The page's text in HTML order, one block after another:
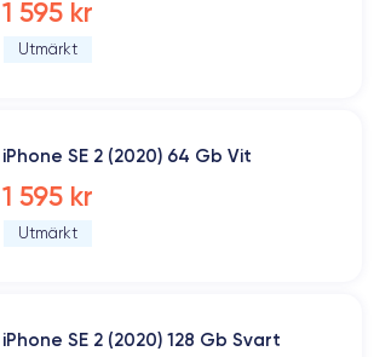
1 595 kr
Utmärkt
iPhone SE 2 (2020) 64 Gb Vit
1 595 kr
Utmärkt
iPhone SE 2 (2020) 128 Gb Svart